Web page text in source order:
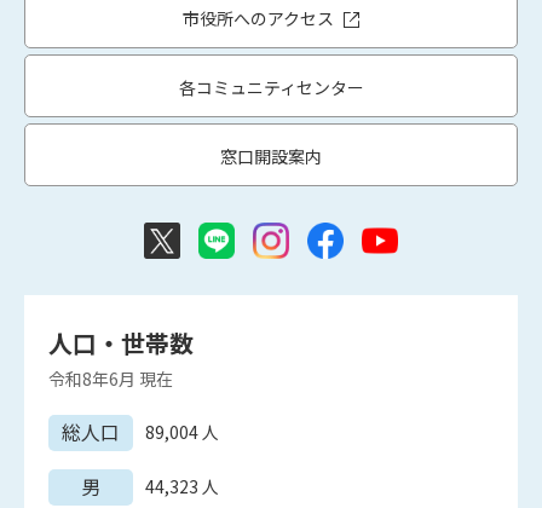
市役所へのアクセス
各コミュニティセンター
窓口開設案内
人口・世帯数
令和8年6月 現在
総人口 89,004人
男 44,323 人